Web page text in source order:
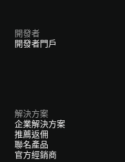
開發者
開發者門戶
解決方案
企業解決方案
推薦返佣
聯名產品
官方經銷商